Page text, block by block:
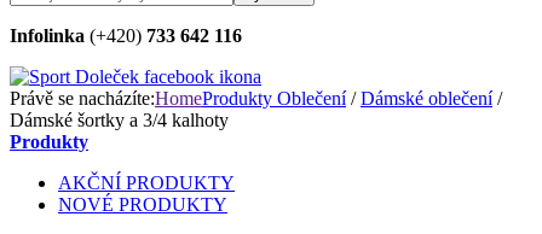
Infolinka (+420) 733 642 116
Právě se nacházíte:HomeProdukty Oblečení/Dámské oblečení/
Dámské šortky a 3/4 kalhoty
Produkty
AKČNÍ PRODUKTY
NOVÉ PRODUKTY